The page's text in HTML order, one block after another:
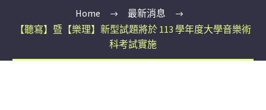
Home
最新消息
【聽寫】暨【樂理】新型試題將於 113 學年度大學音樂術
科考試實施